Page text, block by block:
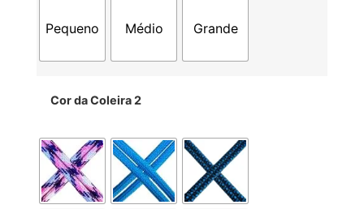
Pequeno Médio Grande
Cor da Coleira 2